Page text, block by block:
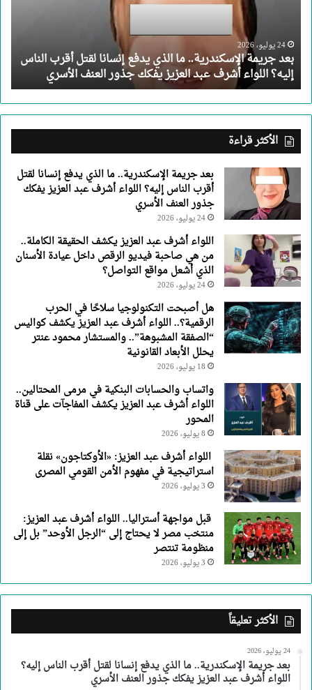
لقتل
أقرب
الناس
إليه؟
اللواء
أشرف
عبد
العزيز
جذور
العنف
الأسري
24 يوليو، 2026
بعد جريمة الإسكندرية.. ما الذي يدفع إنسانا لقتل أقرب الناس
إليه؟ اللواء أشرف عبد العزيز يفكك جذور العنف الأسري
الأكثر قراءة
بعد جريمة الإسكندرية.. ما الذي يدفع إنسانا لقتل
أقرب الناس إليه؟ اللواء أشرف عبد العزيز يفكك
جذور العنف الأسري
24 يوليو، 2026
اللواء أشرف عبد العزيز يكشف الحقيقة الكاملة..
من هي صاحبة فيديو الرقص داخل عيادة الأسنان
الذي أشعل مواقع التواصل؟
24 يوليو، 2026
هل أصبحت التكنولوجيا سلاحًا في الحرب
الرقمية؟.. اللواء أشرف عبد العزيز يكشف كواليس
“الصفقة المشبوهة”.. والمستشار محمود عنتر
يحلل الأبعاد القانونية
18 يوليو، 2026
واتساب والحسابات البنكية في مرمى المحتالين..
اللواء أشرف عبد العزيز يكشف المفاجآت على قناة
المحور
8 يوليو، 2026
اللواء أشرف عبد العزيز: «الأوكتاجون» نقلة
استراتيجية في مفهوم الأمن القومي المصرى
3 يوليو، 2026
قبل مواجهة أستراليا.. اللواء أشرف عبد العزيز:
منتخب مصر لا يحتاج إلى “الرجل الأوحد” بل إلى
منظومة تنتصر
3 يوليو، 2026
الأكثر تعليقاً
24 يوليو، 2026
بعد جريمة الإسكندرية.. ما الذي يدفع إنسانا لقتل أقرب الناس إليه؟
اللواء أشرف عبد العزيز يفكك جذور العنف الأسري